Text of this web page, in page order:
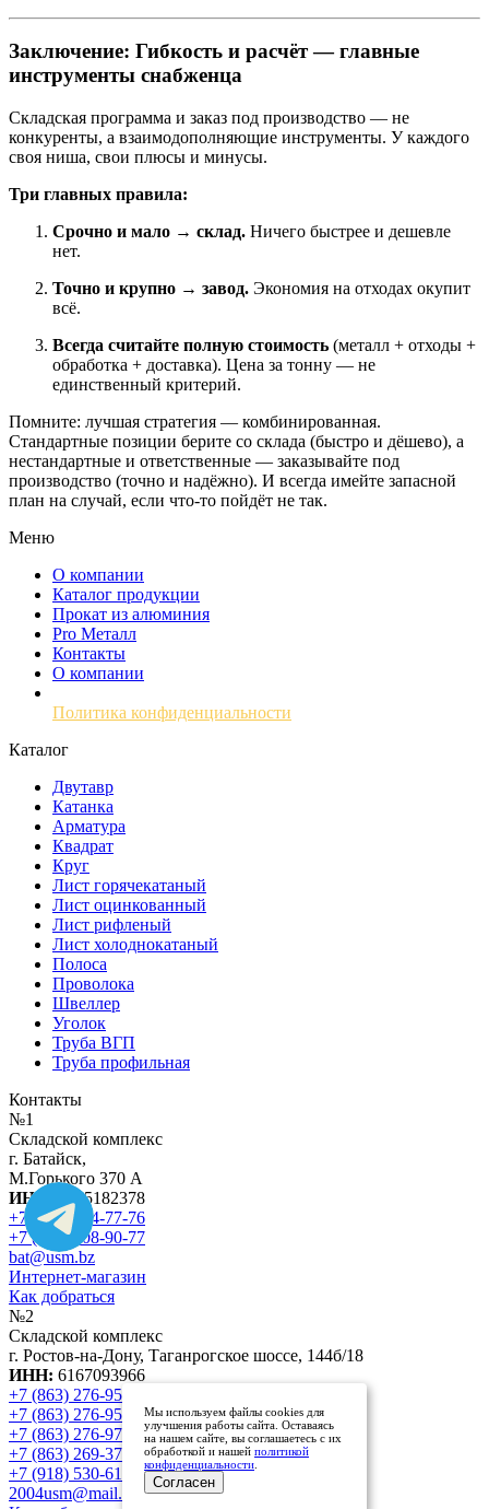
Заключение: Гибкость и расчёт — главные
инструменты снабженца
Складская программа и заказ под производство — не
конкуренты, а взаимодополняющие инструменты. У каждого
своя ниша, свои плюсы и минусы.
Три главных правила:
Срочно и мало → склад. Ничего быстрее и дешевле
нет.
Точно и крупно → завод. Экономия на отходах окупит
всё.
Всегда считайте полную стоимость (металл + отходы +
обработка + доставка). Цена за тонну — не
единственный критерий.
Помните: лучшая стратегия — комбинированная.
Стандартные позиции берите со склада (быстро и дёшево), а
нестандартные и ответственные — заказывайте под
производство (точно и надёжно). И всегда имейте запасной
план на случай, если что-то пойдёт не так.
Меню
О компании
Каталог продукции
Прокат из алюминия
Pro Металл
Контакты
О компании
Политика конфиденциальности
Каталог
Двутавр
Катанка
Арматура
Квадрат
Круг
Лист горячекатаный
Лист оцинкованный
Лист рифленый
Лист холоднокатаный
Полоса
Проволока
Швеллер
Уголок
Труба ВГП
Труба профильная
Контакты
№1
Складской комплекс
г. Батайск,
М.Горького 370 А
ИНН:
6165182378
+7 (918) 554-77-76
+7 (863) 308-90-77
bat@usm.bz
Интернет-магазин
Как добраться
№2
Складской комплекс
г. Ростов-на-Дону, Таганрогское шоссе, 144б/18
ИНН: 6167093966
+7 (863) 276-95-88
+7 (863) 276-95-86
+7 (863) 276-97-01
+7 (863) 269-37-37
+7 (918) 530-61-39
2004usm@mail.ru
nkl999@mail.ru
Мы используем файлы cookies для
улучшения работы сайта. Оставаясь
на нашем сайте, вы соглашаетесь с их
обработкой и нашей политикой
конфиденциальности
Согласен